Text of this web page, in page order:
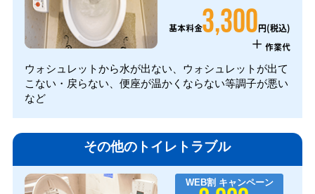
基本料金3,300円(税込)
+ 作業代
ウォシュレットから水が出ない、ウォシュレットが出て
こない・戻らない、便座が温かくならない等調子が悪い
など
その他のトイレトラブル
WEB割 キャンペーン